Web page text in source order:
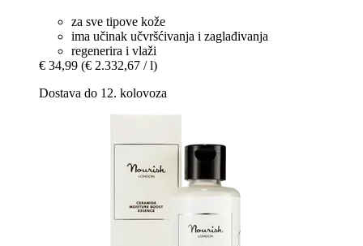
za sve tipove kože
ima učinak učvršćivanja i zaglađivanja
regenerira i vlaži
€ 34,99 (€ 2.332,67 / l)
Dostava do 12. kolovoza